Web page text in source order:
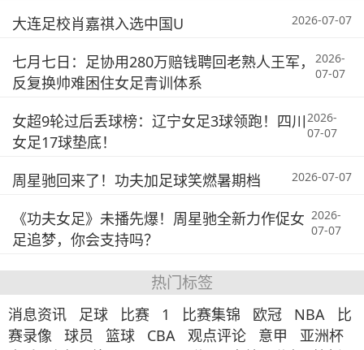
大连足校肖嘉祺入选中国U 2026-07-07
七月七日：足协用280万赔钱聘回老熟人王军，
反复换帅难困住女足青训体系
2026-
07-07
女超9轮过后丢球榜：辽宁女足3球领跑！四川
女足17球垫底！
2026-
07-07
周星驰回来了！功夫加足球笑燃暑期档 2026-07-07
《功夫女足》未播先爆！周星驰全新力作促女
足追梦，你会支持吗？
2026-
07-07
热门标签
消息资讯 足球 比赛 1 比赛集锦 欧冠 NBA
比
赛录像
球员 篮球 CBA 观点评论 意甲
亚洲杯